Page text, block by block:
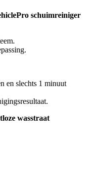
schuimreiniger
en slechts 1 minuut
wasstraat